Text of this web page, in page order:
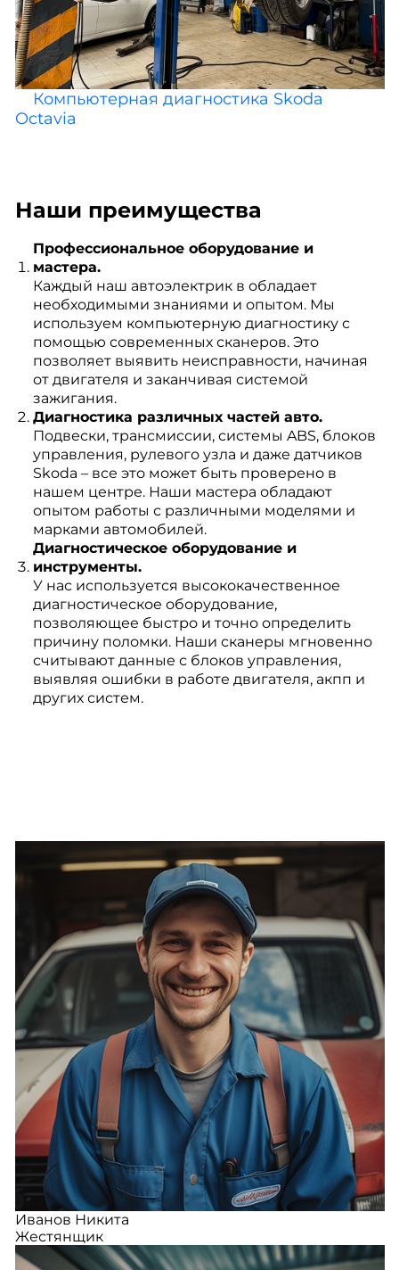
Компьютерная диагностика Skoda
Octavia
Наши преимущества
Профессиональное оборудование и
мастера.
Каждый наш автоэлектрик в обладает
необходимыми знаниями и опытом. Мы
используем компьютерную диагностику с
помощью современных сканеров. Это
позволяет выявить неисправности, начиная
от двигателя и заканчивая системой
зажигания.
Диагностика различных частей авто.
Подвески, трансмиссии, системы ABS, блоков
управления, рулевого узла и даже датчиков
Skoda – все это может быть проверено в
нашем центре. Наши мастера обладают
опытом работы с различными моделями и
марками автомобилей.
Диагностическое оборудование и
инструменты.
У нас используется высококачественное
диагностическое оборудование,
позволяющее быстро и точно определить
причину поломки. Наши сканеры мгновенно
считывают данные с блоков управления,
выявляя ошибки в работе двигателя, акпп и
других систем.
Иванов Никита
Жестянщик